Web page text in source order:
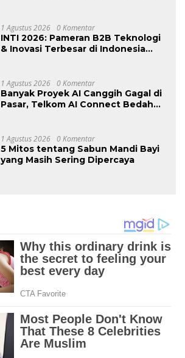
1 Agustus 2026 0 Komentar
INTI 2026: Pameran B2B Teknologi
& Inovasi Terbesar di Indonesia
1 Agustus 2026 0 Komentar
Banyak Proyek AI Canggih Gagal di
Pasar, Telkom AI Connect Bedah
1 Agustus 2026 0 Komentar
5 Mitos tentang Sabun Mandi Bayi
yang Masih Sering Dipercaya